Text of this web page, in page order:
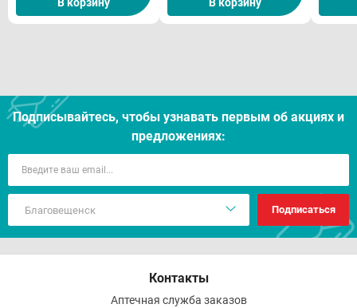
Отпуск из аптек
Подписывайтесь, чтобы узнавать первым об акцияx и
предложениях:
Подписаться
Контакты
Аптечная служба заказов